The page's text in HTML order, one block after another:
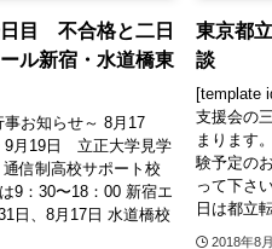
目 不合格と二日
ル新宿・水道橋東
お知らせ～ 8月17
9月19日 立正大学見学
信制高校サポート校
9：30〜18：00 新宿エ
日、8月17日 水道橋校
東京都
談
[template
支援会の
まります
験予定の
って下さ
日は都立
2018年8